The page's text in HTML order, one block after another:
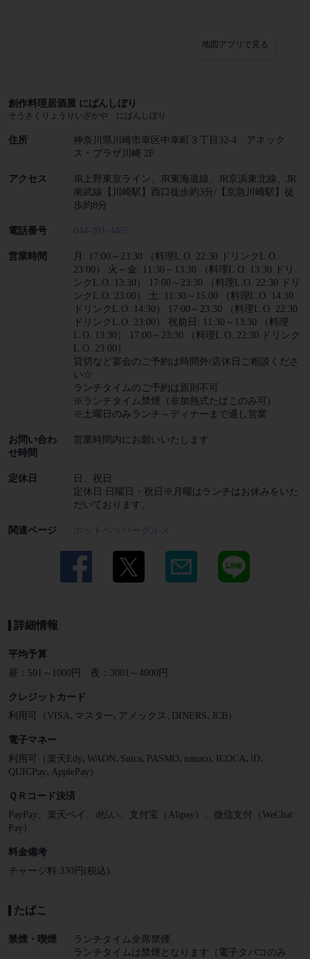
地図アプリで見る
創作料理居酒屋 にばんしぼり
そうさくりょうりいざかや にばんしぼり
住所
神奈川県川崎市幸区中幸町３丁目32-4 アネック
ス・プラザ川崎 2F
アクセス
JR上野東京ライン、JR東海道線、JR京浜東北線、JR
南武線【川崎駅】西口徒歩約3分/【京急川崎駅】徒
歩約8分
電話番号 044-201-4405
営業時間
月: 17:00～23:30 （料理L.O. 22:30 ドリンクL.O.
23:00） 火～金: 11:30～13:30 （料理L.O. 13:30 ドリ
ンクL.O. 13:30） 17:00～23:30 （料理L.O. 22:30 ドリ
ンクL.O. 23:00） 土: 11:30～15:00 （料理L.O. 14:30
ドリンクL.O. 14:30） 17:00～23:30 （料理L.O. 22:30
ドリンクL.O. 23:00） 祝前日: 11:30～13:30 （料理
L.O. 13:30） 17:00～23:30 （料理L.O. 22:30 ドリンク
L.O. 23:00）
貸切など宴会のご予約は時間外/店休日ご相談くださ
い☆
ランチタイムのご予約は原則不可
※ランチタイム禁煙（非加熱式たばこのみ可)
※土曜日のみランチ～ディナーまで通し営業
お問い合わ
せ時間
営業時間内にお願いいたします
定休日
日、祝日
定休日:日曜日・祝日※月曜はランチはお休みをいた
だいております。
関連ページ ホットペッパーグルメ
詳細情報
平均予算
昼：501～1000円 夜：3001～4000円
クレジットカード
利用可（VISA､マスター､アメックス､DINERS､JCB）
電子マネー
利用可（楽天Edy､WAON､Suica､PASMO､nanaco､ICOCA､iD､
QUICPay､ApplePay）
ＱＲコード決済
PayPay、楽天ペイ、d払い、支付宝（Alipay）、微信支付（WeChat
Pay）
料金備考
チャージ料:330円(税込)
たばこ
禁煙・喫煙
ランチタイム全席禁煙
ランチタイムは禁煙となります（電子タバコのみ